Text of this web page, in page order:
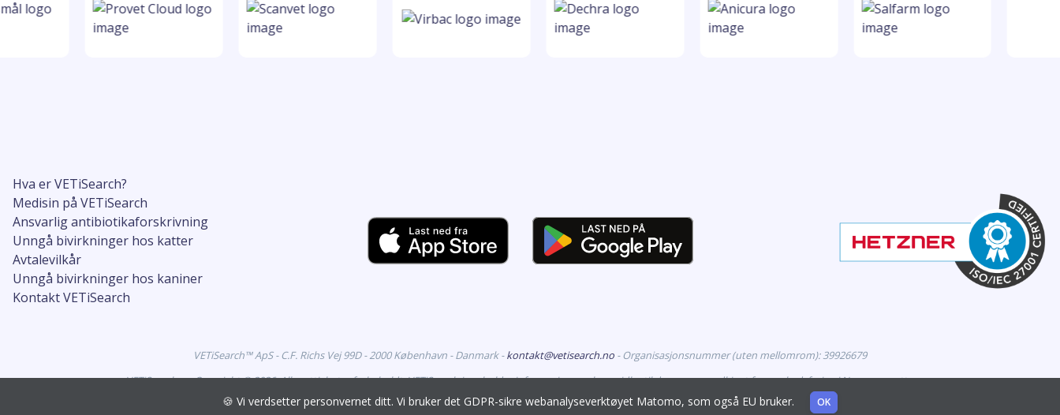
Hva er VETiSearch?
Medisin på VETiSearch
Ansvarlig antibiotikaforskrivning
Unngå bivirkninger hos katter
Avtalevilkår
Unngå bivirkninger hos kaniner
Kontakt VETiSearch
VETiSearch™ ApS - C.F. Richs Vej 99D - 2000 København - Danmark -kontakt@vetisearch.no - Organisasjonsnummer (uten mellomrom): 39926679
VETiSearch.no Copyright © 2026. Alle rettigheter forbeholdt. VETiSearch inneholder informasjon om legemidler til dyr som er godkjent for markedsføring i Norge, og retter seg
mot dyrehelsepersonell.
🍪 Vi verdsetter personvernet ditt. Vi bruker det GDPR-sikre webanalyseverktøyet Matomo, som også EU bruker. OK